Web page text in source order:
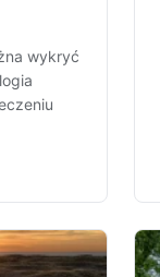
wykryć